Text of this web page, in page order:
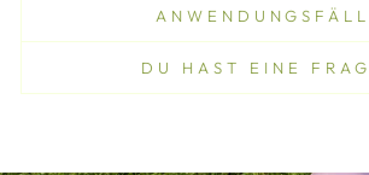
DU HAST EINE